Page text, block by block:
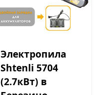
Электропила
Shtenli 5704
(2.7кВт) в